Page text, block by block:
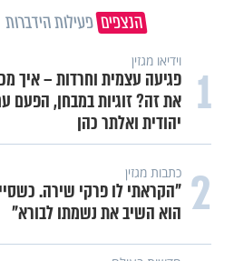
הנצפים פעילות הידברות
1 תכני הידברות
מזוזות, ציציות וספרים
המיזם שיביא שמירה רוחנית
חיילי צה"ל
2 תכני הידברות
לזיווגים, שלום בית וישועות:
המשדר העולמי של ט"ו באב